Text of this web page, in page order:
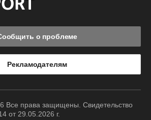
о проблеме
Рекламодателям
Все права защищены. Свидетельство
от 29.05.2026 г.